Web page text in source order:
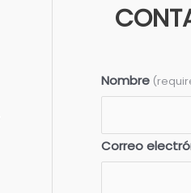
Nombre
Correo